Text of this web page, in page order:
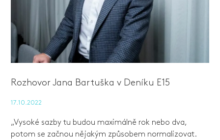
Rozhovor Jana Bartuška v Deníku E15
17.10.2022
„Vysoké sazby tu budou maximálně rok nebo dva,
potom se začnou nějakým způsobem normalizovat.